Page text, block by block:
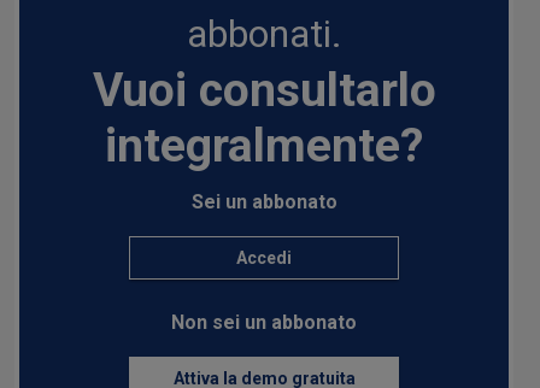
abbonati.
Vuoi consultarlo
integralmente?
Sei un abbonato
Accedi
Non sei un abbonato
Attiva la demo gratuita